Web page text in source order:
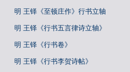
明 王铎《至顿庄作》行书立轴
明 王铎《行书五言律诗立轴》
明 王铎《行书卷》
明 王铎《行书李贺诗帖》